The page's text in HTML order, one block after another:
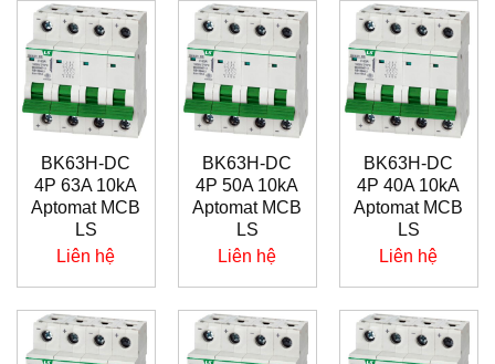
BK63H-DC
4P 63A 10kA
Aptomat MCB
LS
Liên hệ
BK63H-DC
4P 50A 10kA
Aptomat MCB
LS
Liên hệ
BK63H-DC
4P 40A 10kA
Aptomat MCB
LS
Liên hệ